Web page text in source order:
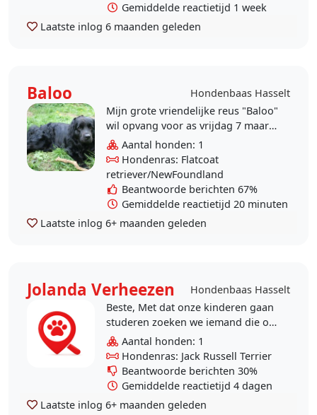
Gemiddelde reactietijd 1 week
Laatste inlog 6 maanden geleden
Baloo
Hondenbaas Hasselt
Mijn grote vriendelijke reus "Baloo"
wil opvang voor as vrijdag 7 maart
van 18u30 tot 23 uur, max 23u30.
Buitengaan hoeft niet daar ik voor
die tijd..
Aantal honden: 1
Hondenras: Flatcoat
retriever/NewFoundland
Beantwoorde berichten 67%
Gemiddelde reactietijd 20 minuten
Laatste inlog 6+ maanden geleden
Jolanda Verheezen
Hondenbaas Hasselt
Beste, Met dat onze kinderen gaan
studeren zoeken we iemand die op
maandag en dinsdagmiddag onze
Senna wilt uitlaten. gr Jolanda
Aantal honden: 1
Hondenras: Jack Russell Terrier
Beantwoorde berichten 30%
Gemiddelde reactietijd 4 dagen
Laatste inlog 6+ maanden geleden